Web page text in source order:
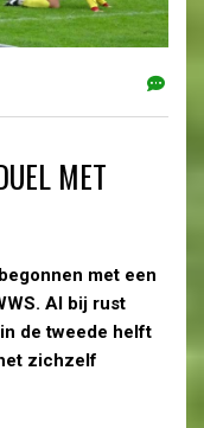
MET
met een
Al bij rust
de tweede helft
zichzelf